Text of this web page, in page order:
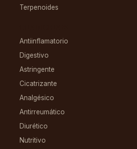
Terpenoides
Antiinflamatorio
Digestivo
Astringente
Cicatrizante
Analgésico
Antirreumático
Diurético
Nutritivo